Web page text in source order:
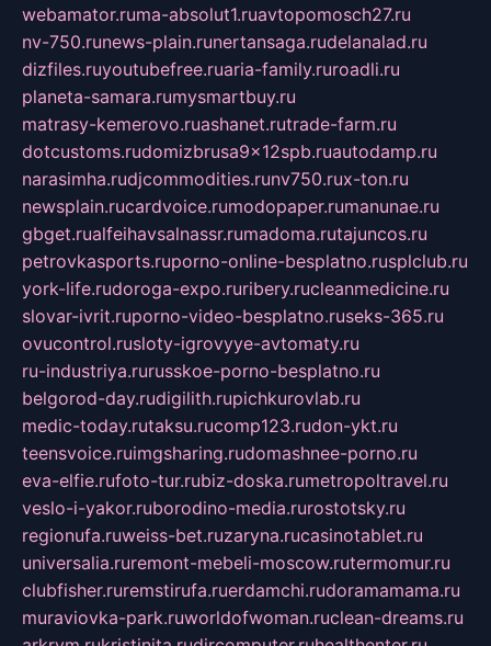
webamator.ruma-absolut1.ruavtopomosch27.ru
nv-750.runews-plain.runertansaga.rudelanalad.ru
dizfiles.ruyoutubefree.ruaria-family.ruroadli.ru
planeta-samara.rumysmartbuy.ru
matrasy-kemerovo.ruashanet.rutrade-farm.ru
dotcustoms.rudomizbrusa9x12spb.ruautodamp.ru
narasimha.rudjcommodities.runv750.rux-ton.ru
newsplain.rucardvoice.rumodopaper.rumanunae.ru
gbget.rualfeihavsalnassr.rumadoma.rutajuncos.ru
petrovkasports.ruporno-online-besplatno.rusplclub.ru
york-life.rudoroga-expo.ruribery.rucleanmedicine.ru
slovar-ivrit.ruporno-video-besplatno.ruseks-365.ru
ovucontrol.rusloty-igrovyye-avtomaty.ru
ru-industriya.rurusskoe-porno-besplatno.ru
belgorod-day.rudigilith.rupichkurovlab.ru
medic-today.rutaksu.rucomp123.rudon-ykt.ru
teensvoice.ruimgsharing.rudomashnee-porno.ru
eva-elfie.rufoto-tur.rubiz-doska.rumetropoltravel.ru
veslo-i-yakor.ruborodino-media.rurostotsky.ru
regionufa.ruweiss-bet.ruzaryna.rucasinotablet.ru
universalia.ruremont-mebeli-moscow.rutermomur.ru
clubfisher.ruremstirufa.ruerdamchi.rudoramamama.ru
muraviovka-park.ruworldofwoman.ruclean-dreams.ru